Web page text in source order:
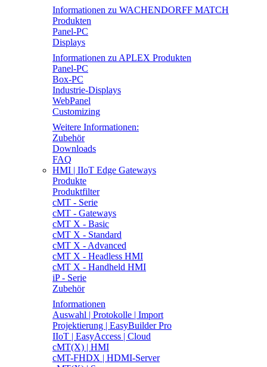
Informationen zu WACHENDORFF MATCH
Produkten
Panel-PC
Displays
Informationen zu APLEX Produkten
Panel-PC
Box-PC
Industrie-Displays
WebPanel
Customizing
Weitere Informationen:
Zubehör
Downloads
FAQ
HMI | IIoT Edge Gateways
Produkte
Produktfilter
cMT - Serie
cMT - Gateways
cMT X - Basic
cMT X - Standard
cMT X - Advanced
cMT X - Headless HMI
cMT X - Handheld HMI
iP - Serie
Zubehör
Informationen
Auswahl | Protokolle | Import
Projektierung | EasyBuilder Pro
IIoT | EasyAccess | Cloud
cMT(X) | HMI
cMT-FHDX | HDMI-Server